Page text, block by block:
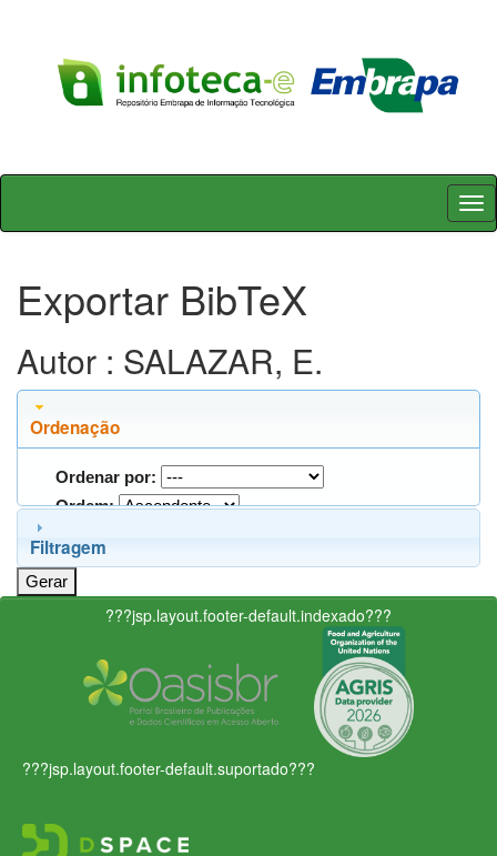
Skip
Exportar BibTeX
Autor : SALAZAR, E.
Ordenação
Ordenar por:
Ordem:
Filtragem
???jsp.layout.footer-default.indexado???
???jsp.layout.footer-default.suportado???